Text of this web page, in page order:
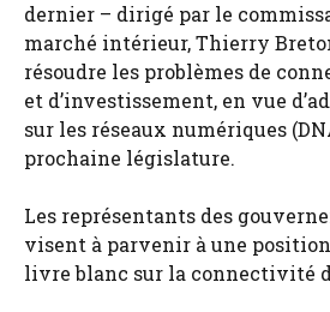
dernier – dirigé par le
marché intérieur, Thierry
résoudre les problèmes de
et d’investissement, en vue
sur les réseaux numériques
prochaine législature.
Les représentants des
visent à parvenir à une
livre blanc sur la connectivité